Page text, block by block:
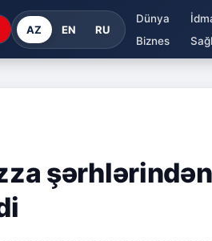
AZ EN RU
Dünya
Biznes